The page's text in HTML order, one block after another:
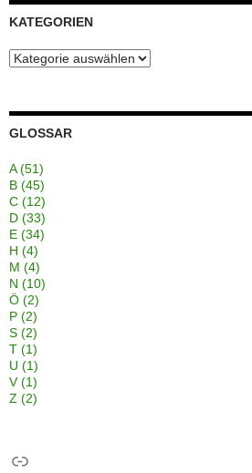
KATEGORIEN
Kategorien
GLOSSAR
A(51)
B (45)
C (12)
D (33)
E (34)
H (4)
M (4)
N (10)
Ö (2)
P (2)
S (2)
T (1)
U (1)
V(1)
Z (2)
Link